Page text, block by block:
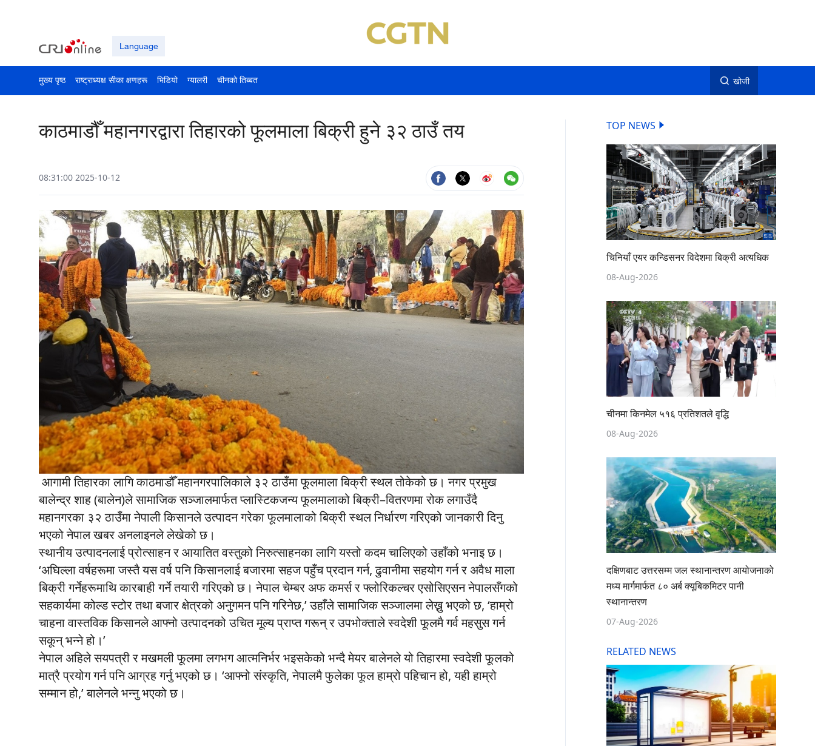
Language
मुख्य पृष्ठ राष्ट्राध्यक्ष सीका क्षणहरू भिडियो ग्यालरी चीनको तिब्बत खोजी
काठमाडौँ महानगरद्वारा तिहारको फूलमाला बिक्री हुने ३२ ठाउँ तय
08:31:00 2025-10-12
आगामी तिहारका लागि काठमाडौँ महानगरपालिकाले ३२ ठाउँमा फूलमाला बिक्री स्थल तोकेको छ। नगर प्रमुख
बालेन्द्र शाह (बालेन)ले सामाजिक सञ्जालमार्फत प्लास्टिकजन्य फूलमालाको बिक्री–वितरणमा रोक लगाउँदै
महानगरका ३२ ठाउँमा नेपाली किसानले उत्पादन गरेका फूलमालाको बिक्री स्थल निर्धारण गरिएको जानकारी दिनु
भएको नेपाल खबर अनलाइनले लेखेको छ।
स्थानीय उत्पादनलाई प्रोत्साहन र आयातित वस्तुको निरुत्साहनका लागि यस्तो कदम चालिएको उहाँको भनाइ छ।
‘अघिल्ला वर्षहरूमा जस्तै यस वर्ष पनि किसानलाई बजारमा सहज पहुँच प्रदान गर्न, ढुवानीमा सहयोग गर्न र अवैध माला
बिक्री गर्नेहरूमाथि कारबाही गर्ने तयारी गरिएको छ। नेपाल चेम्बर अफ कमर्स र फ्लोरिकल्चर एसोसिएसन नेपालसँगको
सहकार्यमा कोल्ड स्टोर तथा बजार क्षेत्रको अनुगमन पनि गरिनेछ,’ उहाँले सामाजिक सञ्जालमा लेख्नु भएको छ, ‘हाम्रो
चाहना वास्तविक किसानले आफ्नो उत्पादनको उचित मूल्य प्राप्त गरून् र उपभोक्ताले स्वदेशी फूलमै गर्व महसुस गर्न
सकून् भन्ने हो।’
नेपाल अहिले सयपत्री र मखमली फूलमा लगभग आत्मनिर्भर भइसकेको भन्दै मेयर बालेनले यो तिहारमा स्वदेशी फूलको
मात्रै प्रयोग गर्न पनि आग्रह गर्नु भएको छ। ‘आफ्नो संस्कृति, नेपालमै फुलेका फूल हाम्रो पहिचान हो, यही हाम्रो
सम्मान हो,’ बालेनले भन्नु भएको छ।
TOP NEWS
चिनियाँ एयर कन्डिसनर विदेशमा बिक्री अत्यधिक
08-Aug-2026
चीनमा किनमेल ५१६ प्रतिशतले वृद्धि
08-Aug-2026
दक्षिणबाट उत्तरसम्म जल स्थानान्तरण आयोजनाको
मध्य मार्गमार्फत ८० अर्ब क्यूबिकमिटर पानी
स्थानान्तरण
07-Aug-2026
RELATED NEWS